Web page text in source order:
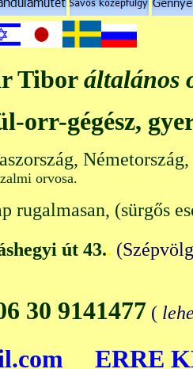
Tiboráltalános
orr-gégész,
orvosa.
rugalmasan, (sürgős
út 43..
30 9141477 (
ERRE